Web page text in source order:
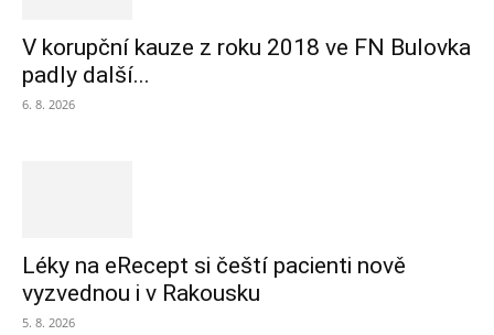
V korupční kauze z roku 2018 ve FN Bulovka
padly další...
6. 8. 2026
Léky na eRecept si čeští pacienti nově
vyzvednou i v Rakousku
5. 8. 2026